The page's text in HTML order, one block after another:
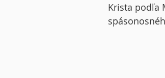
Krista podľa